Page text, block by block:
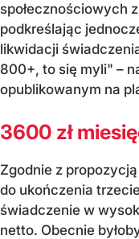
społecznościowych
podkreślając
likwidacji
800+, to się myli" –
opublikowanym na
3600 zł
Zgodnie z
do ukończenia
świadczenie w
netto. Obecnie